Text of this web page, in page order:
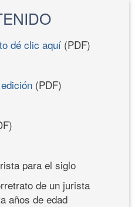
dé clic aquí (PDF)
(PDF)
para el siglo
de un jurista
años de edad